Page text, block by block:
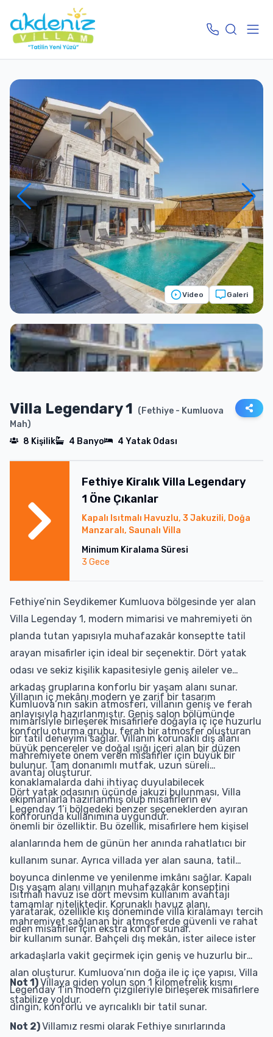
Video Galeri
Villa Legendary 1 (Fethiye - Kumluova
Mah)
8 Kişilik 4 Banyo 4 Yatak Odası
Fethiye KiralıkVilla Legendary
1 Öne Çıkanlar
Kapalı Isıtmalı Havuzlu, 3 Jakuzili, Doğa
Manzaralı, Saunalı Villa
Minimum Kiralama Süresi
3 Gece
Fethiye’nin Seydikemer Kumluova bölgesinde yer alan
Villa Legenday 1, modern mimarisi ve mahremiyeti ön
planda tutan yapısıyla muhafazakâr konseptte tatil
arayan misafirler için ideal bir seçenektir. Dört yatak
odası ve sekiz kişilik kapasitesiyle geniş aileler ve
arkadaş gruplarına konforlu bir yaşam alanı sunar.
Kumluova’nın sakin atmosferi, villanın geniş ve ferah
mimarisiyle birleşerek misafirlere doğayla iç içe huzurlu
bir tatil deneyimi sağlar. Villanın korunaklı dış alanı
mahremiyete önem veren misafirler için büyük bir
avantaj oluşturur.
Villanın iç mekânı modern ve zarif bir tasarım
anlayışıyla hazırlanmıştır. Geniş salon bölümünde
konforlu oturma grubu, ferah bir atmosfer oluşturan
büyük pencereler ve doğal ışığı içeri alan bir düzen
bulunur. Tam donanımlı mutfak, uzun süreli
konaklamalarda dahi ihtiyaç duyulabilecek
ekipmanlarla hazırlanmış olup misafirlerin ev
konforunda kullanımına uygundur.
Dört yatak odasının üçünde jakuzi bulunması, Villa
Legenday 1’i bölgedeki benzer seçeneklerden ayıran
önemli bir özelliktir. Bu özellik, misafirlere hem kişisel
alanlarında hem de günün her anında rahatlatıcı bir
kullanım sunar. Ayrıca villada yer alan sauna, tatil
boyunca dinlenme ve yenilenme imkânı sağlar. Kapalı
ısıtmalı havuz ise dört mevsim kullanım avantajı
yaratarak, özellikle kış döneminde villa kiralamayı tercih
eden misafirler için ekstra konfor sunar.
Dış yaşam alanı villanın muhafazakâr konseptini
tamamlar niteliktedir. Korunaklı havuz alanı,
mahremiyet sağlanan bir atmosferde güvenli ve rahat
bir kullanım sunar. Bahçeli dış mekân, ister ailece ister
arkadaşlarla vakit geçirmek için geniş ve huzurlu bir
alan oluşturur. Kumluova’nın doğa ile iç içe yapısı, Villa
Legenday 1’in modern çizgileriyle birleşerek misafirlere
dingin, konforlu ve ayrıcalıklı bir tatil sunar.
Not 1)Villaya giden yolun son 1 kilometrelik kısmı
stabilize yoldur.
Not 2)Villamız resmi olarak Fethiye sınırlarında